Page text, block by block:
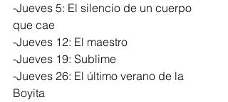
-Jueves 5: El silencio de un cuerpo
que cae
-Jueves 12: El maestro
-Jueves 19: Sublime
-Jueves 26: El último verano de la
Boyita